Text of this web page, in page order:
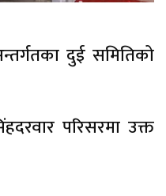
दुई समितिको
परिसरमा उक्त